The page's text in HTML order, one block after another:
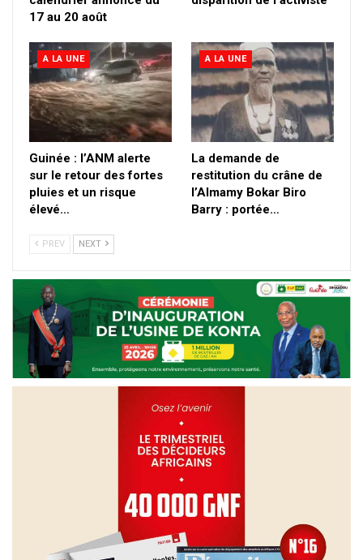
17 au 20 août
A LA UNE
Guinée : l’ANM alerte
sur le retour des fortes
pluies et un risque
élevé…
A LA UNE
La demande de
restitution du crâne de
l’Almamy Bokar Biro
Barry : portée…
PREV NEXT